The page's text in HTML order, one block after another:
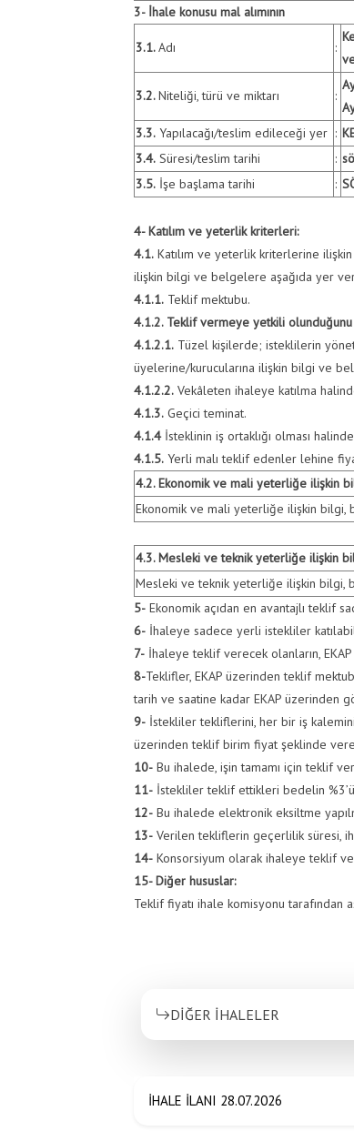
3- İhale konusu mal alımının
3.1.Adı :
3.2.Niteliği, türü ve miktarı :
3.3.Yapılacağı/teslim edileceği yer :
3.4.Süresi/teslim tarihi :
3.5.İşe başlama tarihi :
4- Katılım ve yeterlik kriterleri:
4.1.Katılım ve yeterlik kriterlerine
ilişkin bilgi ve belgelere aşağıda yer
4.1.1.Teklif mektubu.
4.1.2. Teklif vermeye yetkili
4.1.2.1.Tüzel kişilerde; isteklilerin
üyelerine/kurucularına ilişkin bilgi ve
4.1.2.2.Vekâleten ihaleye katılma
4.1.3.Geçici teminat.
4.1.4İsteklinin iş ortaklığı olması
4.1.5.Yerli malı teklif edenler lehine
4.2. Ekonomik ve mali yeterliğe ilişkin
Ekonomik ve mali yeterliğe ilişkin
4.3. Mesleki ve teknik yeterliğe ilişkin
Mesleki ve teknik yeterliğe ilişkin bilgi,
5-Ekonomik açıdan en avantajlı teklif
6-İhaleye sadece yerli istekliler
7-İhaleye teklif verecek olanların,
8-Teklifler, EKAP üzerinden teklif
tarih ve saatine kadar EKAP üzerinden
9-İstekliler tekliflerini, her bir iş
üzerinden teklif birim fiyat şeklinde
10-Bu ihalede, işin tamamı için teklif
11-İstekliler teklif ettikleri bedelin
12-Bu ihalede elektronik eksiltme
13-Verilen tekliflerin geçerlilik süresi,
14-Konsorsiyum olarak ihaleye teklif
15- Diğer hususlar:
Teklif fiyatı ihale komisyonu tarafından
DİĞER İHALELER
İHALE İLANI 28.07.2026